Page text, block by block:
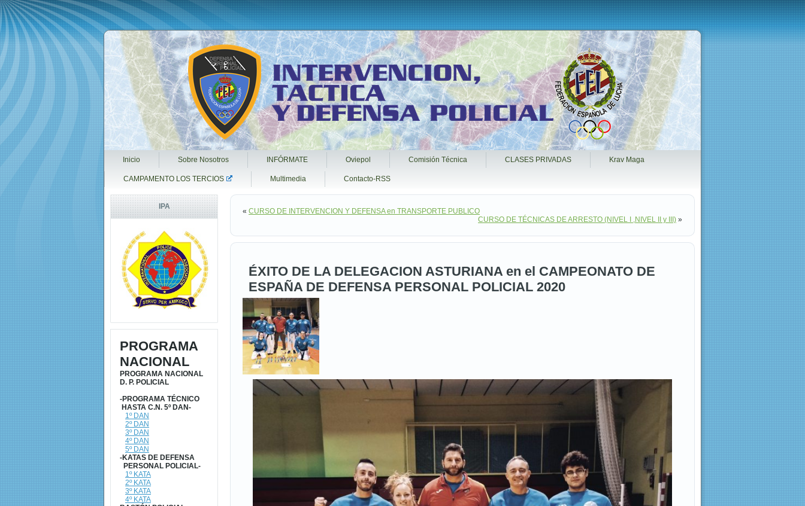
Inicio Sobre Nosotros INFÓRMATE Oviepol Comisión Técnica CLASES PRIVADAS Krav Maga
CAMPAMENTO LOS TERCIOS Multimedia Contacto-RSS
IPA
PROGRAMA
NACIONAL
PROGRAMA NACIONAL
D. P. POLICIAL
-PROGRAMA TÉCNICO
HASTA C.N. 5º DAN-
1º DAN
2º DAN
3º DAN
4º DAN
5º DAN
-KATAS DE DEFENSA
PERSONAL POLICIAL-
1º KATA
2º KATA
3º KATA
4º KATA
« CURSO DE INTERVENCION Y DEFENSA en TRANSPORTE PUBLICO
CURSO DE TÉCNICAS DE ARRESTO (NIVEL I ,NIVEL II y III) »
ÉXITO DE LA DELEGACION ASTURIANA en el CAMPEONATO DE
ESPAÑA DE DEFENSA PERSONAL POLICIAL 2020